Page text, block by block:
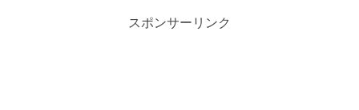
スポンサーリンク